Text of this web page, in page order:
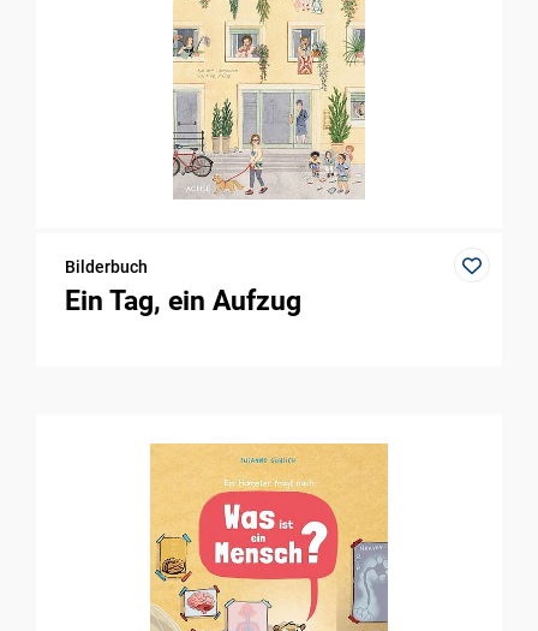
Bilderbuch
Ein Tag, ein Aufzug